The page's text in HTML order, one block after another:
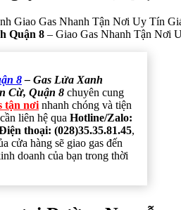
Quận 8 – Giao Gas Nhanh Tận Nơi
8– Gas Lửa Xanh
Cừ, Quận 8 chuyên cung
tận nơi nhanh chóng và tiện
liên hệ qua Hotline/Zalo:
thoại: (028)35.35.81.45,
cửa hàng sẽ giao gas đến
doanh của bạn trong thời